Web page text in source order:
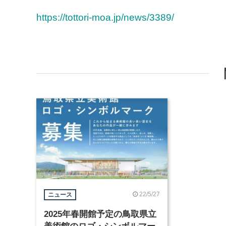
https://tottori-moa.jp/news/3389/
ニュース 22/5/27
2025年春開館予定の鳥取県立